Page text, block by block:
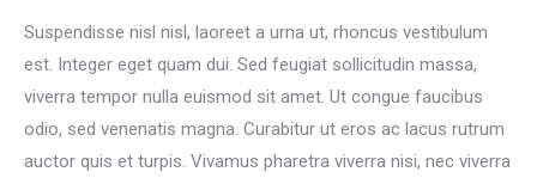
Suspendisse nisl nisl, laoreet a urna ut, rhoncus vestibulum
est. Integer eget quam dui. Sed feugiat sollicitudin massa,
viverra tempor nulla euismod sit amet. Ut congue faucibus
odio, sed venenatis magna. Curabitur ut eros ac lacus rutrum
auctor quis et turpis. Vivamus pharetra viverra nisi, nec viverra